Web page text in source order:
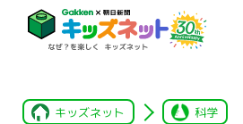
キッズネット 科学